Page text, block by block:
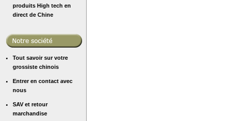
produits High tech en
direct de Chine
Tout savoir sur votre
grossiste chinois
Entrer en contact avec
nous
SAV et retour
marchandise